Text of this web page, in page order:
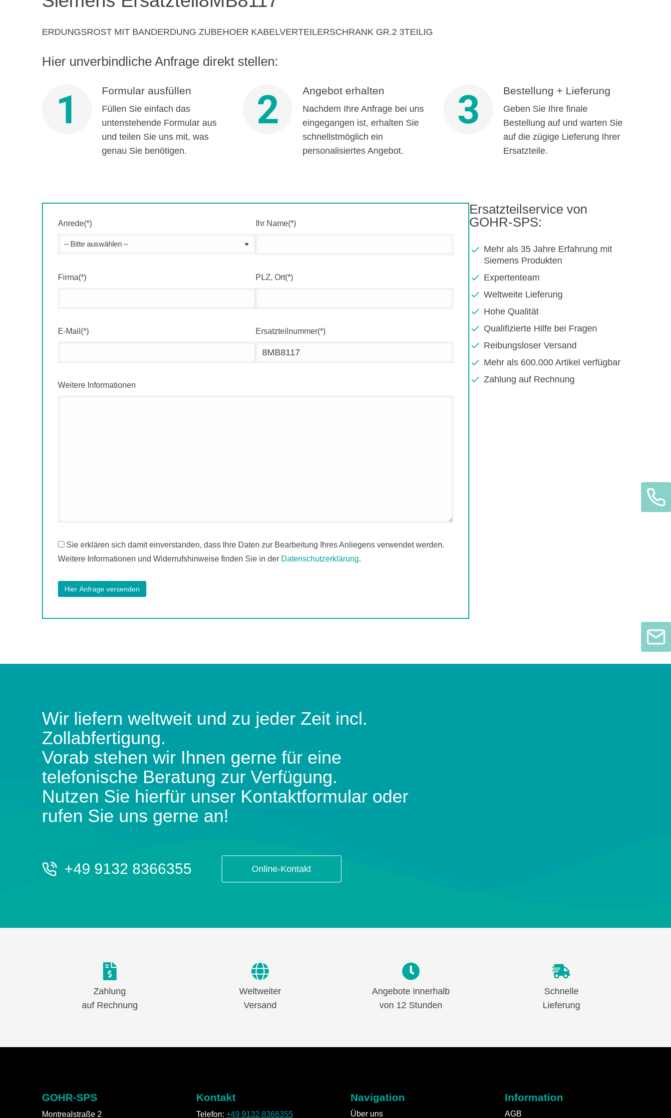
ERDUNGSROST MIT BANDERDUNG ZUBEHOER KABELVERTEILERSCHRANK GR.2 3TEILIG
Hier unverbindliche Anfrage direkt stellen:
1 Formular ausfüllen
Füllen Sie einfach das
untenstehende Formular aus
und teilen Sie uns mit, was
genau Sie benötigen.
2 Angebot erhalten
Nachdem Ihre Anfrage bei uns
eingegangen ist, erhalten Sie
schnellstmöglich ein
personalisiertes Angebot.
3 Bestellung + Lieferung
Geben Sie Ihre finale
Bestellung auf und warten Sie
auf die zügige Lieferung Ihrer
Ersatzteile.
Anrede(*) Ihr Name(*)
Firma(*) PLZ, Ort(*)
E-Mail(*) Ersatzteilnummer(*)
Weitere Informationen
Sie erklären sich damit einverstanden, dass Ihre Daten zur Bearbeitung Ihres Anliegens verwendet werden.
Weitere Informationen und Widerrufshinweise finden Sie in der Datenschutzerklärung.
Ersatzteilservice von
GOHR-SPS:
Mehr als 35 Jahre Erfahrung mit
Siemens Produkten
Expertenteam
Weltweite Lieferung
Hohe Qualität
Qualifizierte Hilfe bei Fragen
Reibungsloser Versand
Mehr als 600.000 Artikel verfügbar
Zahlung auf Rechnung
Wir liefern weltweit und zu jeder Zeit incl.
Zollabfertigung.
Vorab stehen wir Ihnen gerne für eine
telefonische Beratung zur Verfügung.
Nutzen Sie hierfür unser Kontaktformular oder
rufen Sie uns gerne an!
+49 9132 8366355 Online-Kontakt
Zahlung
auf Rechnung
Weltweiter
Versand
Angebote innerhalb
von 12 Stunden
Schnelle
Lieferung
GOHR-SPS
Montrealstraße 2
Kontakt
Telefon: +49 9132 8366355
Navigation
Über uns
Information
AGB